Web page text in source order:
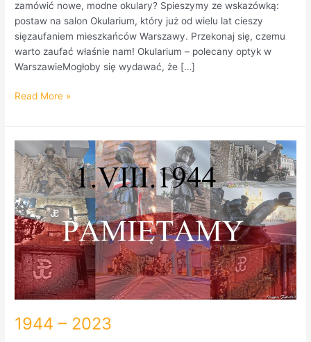
zamówić nowe, modne okulary? Spieszymy ze wskazówką:
postaw na salon Okularium, który już od wielu lat cieszy
sięzaufaniem mieszkańców Warszawy. Przekonaj się, czemu
warto zaufać właśnie nam! Okularium – polecany optyk w
WarszawieMogłoby się wydawać, że […]
Read More »
1944 – 2023
1944
–
2023